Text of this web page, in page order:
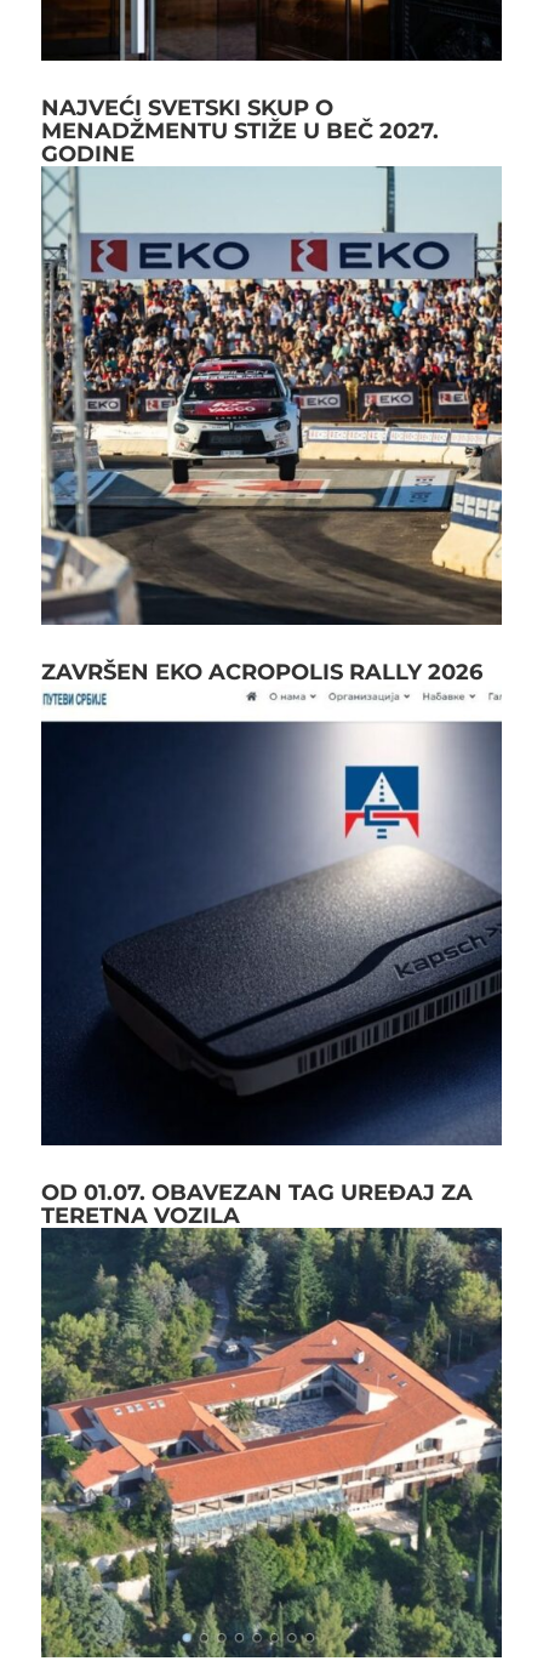
NAJVEĆI SVETSKI SKUP O
MENADŽMENTU STIŽE U BEČ 2027.
GODINE
ZAVRŠEN EKO ACROPOLIS RALLY 2026
OD 01.07. OBAVEZAN TAG UREĐAJ ZA
TERETNA VOZILA